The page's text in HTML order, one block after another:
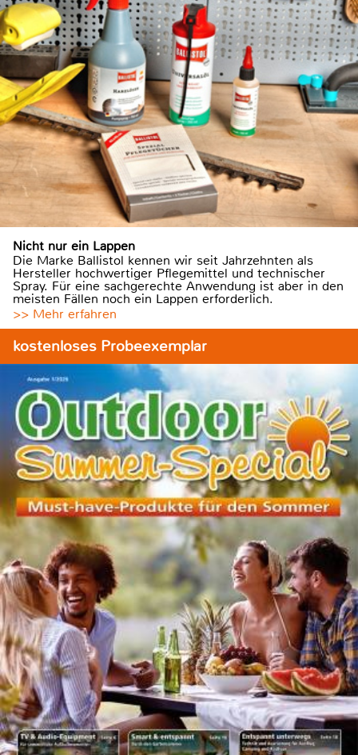
Nicht nur ein Lappen
Die Marke Ballistol kennen wir seit Jahrzehnten als
Hersteller hochwertiger Pflegemittel und technischer
Spray. Für eine sachgerechte Anwendung ist aber in den
meisten Fällen noch ein Lappen erforderlich.
>> Mehr erfahren
kostenloses Probeexemplar